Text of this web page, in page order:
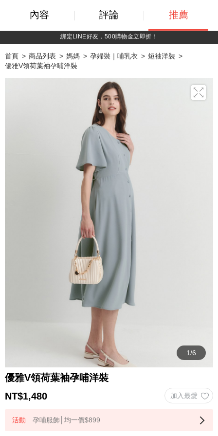
持媽媽手冊兌換媽媽禮｜超實用芬蘭箱免費領取 ~
首頁 商品列表 媽媽 孕婦裝｜哺乳衣
短袖洋裝
優雅V領荷葉袖孕哺洋裝
優雅V領荷葉袖孕哺洋裝
NT$1,480
孕哺服飾│均一價$899
內容 評論 推薦